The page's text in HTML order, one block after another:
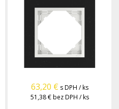
63,20 € s DPH / ks
51,38 € bez DPH / ks